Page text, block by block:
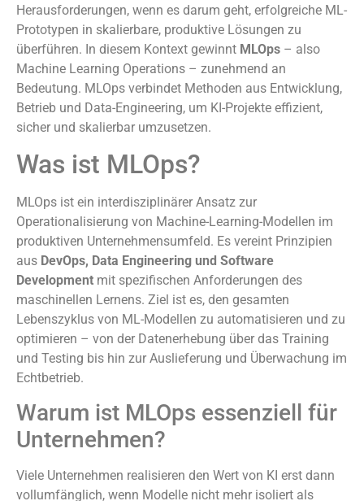
Herausforderungen, wenn es darum geht, erfolgreiche ML-
Prototypen in skalierbare, produktive Lösungen zu
überführen. In diesem Kontext gewinnt MLOps – also
Machine Learning Operations – zunehmend an
Bedeutung. MLOps verbindet Methoden aus Entwicklung,
Betrieb und Data-Engineering, um KI-Projekte effizient,
sicher und skalierbar umzusetzen.
Was ist MLOps?
MLOps ist ein interdisziplinärer Ansatz zur
Operationalisierung von Machine-Learning-Modellen im
produktiven Unternehmensumfeld. Es vereint Prinzipien
aus DevOps, Data Engineering und Software
Development mit spezifischen Anforderungen des
maschinellen Lernens. Ziel ist es, den gesamten
Lebenszyklus von ML-Modellen zu automatisieren und zu
optimieren – von der Datenerhebung über das Training
und Testing bis hin zur Auslieferung und Überwachung im
Echtbetrieb.
Warum ist MLOps essenziell für
Unternehmen?
Viele Unternehmen realisieren den Wert von KI erst dann
vollumfänglich, wenn Modelle nicht mehr isoliert als